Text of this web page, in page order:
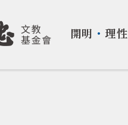
開明 ・ 理性